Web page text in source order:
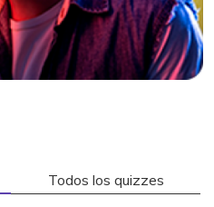
Todos los quizzes